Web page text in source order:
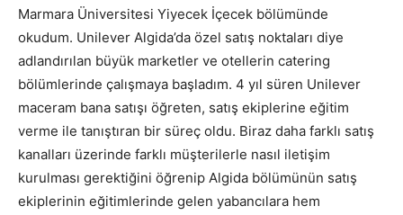
Marmara Üniversitesi Yiyecek İçecek bölümünde
okudum. Unilever Algida’da özel satış noktaları diye
adlandırılan büyük marketler ve otellerin catering
bölümlerinde çalışmaya başladım. 4 yıl süren Unilever
maceram bana satışı öğreten, satış ekiplerine eğitim
verme ile tanıştıran bir süreç oldu. Biraz daha farklı satış
kanalları üzerinde farklı müşterilerle nasıl iletişim
kurulması gerektiğini öğrenip Algida bölümünün satış
ekiplerinin eğitimlerinde gelen yabancılara hem